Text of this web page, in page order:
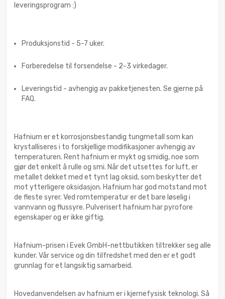
leveringsprogram :)
Produksjonstid - 5-7 uker.
Forberedelse til forsendelse - 2-3 virkedager.
Leveringstid - avhengig av pakketjenesten. Se gjerne på
FAQ.
Hafnium er et korrosjonsbestandig tungmetall som kan
krystalliseres i to forskjellige modifikasjoner avhengig av
temperaturen. Rent hafnium er mykt og smidig, noe som
gjør det enkelt å rulle og smi. Når det utsettes for luft, er
metallet dekket med et tynt lag oksid, som beskytter det
mot ytterligere oksidasjon. Hafnium har god motstand mot
de fleste syrer. Ved romtemperatur er det bare løselig i
vannvann og flussyre. Pulverisert hafnium har pyrofore
egenskaper og er ikke giftig.
Hafnium-prisen i Evek GmbH-nettbutikken tiltrekker seg alle
kunder. Vår service og din tilfredshet med den er et godt
grunnlag for et langsiktig samarbeid.
Hovedanvendelsen av hafnium er i kjernefysisk teknologi. Så